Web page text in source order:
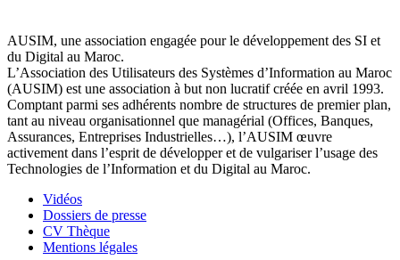
AUSIM, une association engagée pour le développement des SI et
du Digital au Maroc.
L’Association des Utilisateurs des Systèmes d’Information au Maroc
(AUSIM) est une association à but non lucratif créée en avril 1993.
Comptant parmi ses adhérents nombre de structures de premier plan,
tant au niveau organisationnel que managérial (Offices, Banques,
Assurances, Entreprises Industrielles…), l’AUSIM œuvre
activement dans l’esprit de développer et de vulgariser l’usage des
Technologies de l’Information et du Digital au Maroc.
Vidéos
Dossiers de presse
CV Thèque
Mentions légales